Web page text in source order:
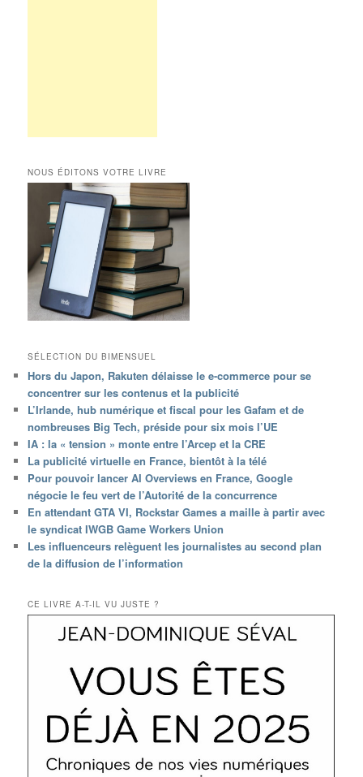
NOUS ÉDITONS VOTRE LIVRE
SÉLECTION DU BIMENSUEL
Hors du Japon, Rakuten délaisse le e-commerce pour se
concentrer sur les contenus et la publicité
L’Irlande, hub numérique et fiscal pour les Gafam et de
nombreuses Big Tech, préside pour six mois l’UE
IA : la « tension » monte entre l’Arcep et la CRE
La publicité virtuelle en France, bientôt à la télé
Pour pouvoir lancer AI Overviews en France, Google
négocie le feu vert de l’Autorité de la concurrence
En attendant GTA VI, Rockstar Games a maille à partir avec
le syndicat IWGB Game Workers Union
Les influenceurs relèguent les journalistes au second plan
de la diffusion de l’information
CE LIVRE A-T-IL VU JUSTE ?